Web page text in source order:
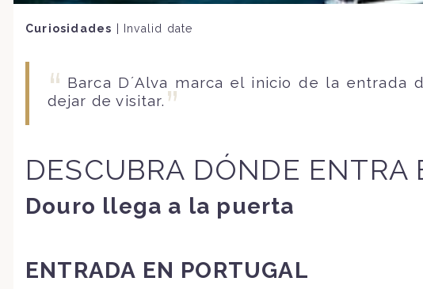
Curiosidades Invalid date
Barca D´Alva marca el inicio de la
dejar de visitar.
DESCUBRA DÓNDE
Douro llega a la puerta
ENTRADA EN PORTUGAL